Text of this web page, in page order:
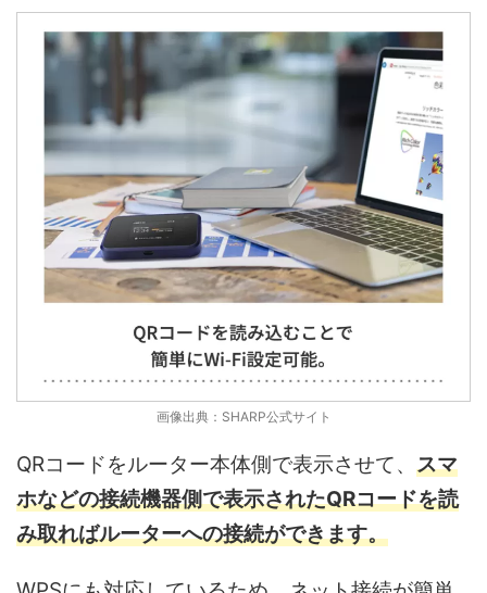
画像出典：SHARP公式サイト
QRコードをルーター本体側で表示させて、 スマ
ホなどの接続機器側で表示されたQRコードを読
み取ればルーターへの接続ができます。